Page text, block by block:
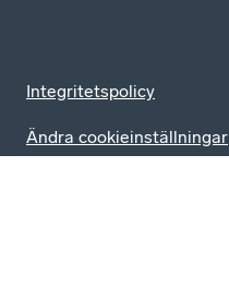
Integritetspolicy
Ändra cookieinställningar